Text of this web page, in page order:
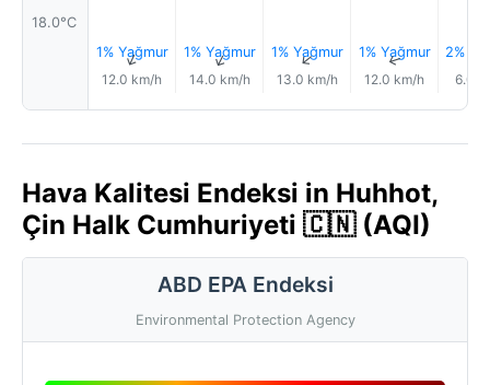
18.0°C
1% Yağmur
↑
12.0 km/h
1% Yağmur
↑
14.0 km/h
1% Yağmur
↑
13.0 km/h
1% Yağmur
↑
12.0 km/h
2%
6.0
Hava Kalitesi Endeksi in Huhhot,
Çin Halk Cumhuriyeti 🇨🇳 (AQI)
ABD EPA Endeksi
Environmental Protection Agency